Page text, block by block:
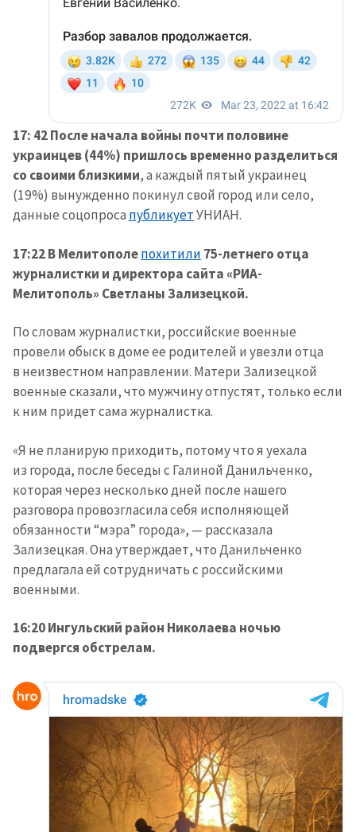
17: 42 После начала войны почти половине
украинцев (44%) пришлось временно разделиться
со своими близкими, а каждый пятый украинец
(19%) вынужденно покинул свой город или село,
данные соцопроса публикуетУНИАН.
17:22 В Мелитополепохитили 75-летнего отца
журналистки и директора сайта «РИА-
Мелитополь» Светланы Зализецкой.
По словам журналистки, российские военные
провели обыск в доме ее родителей и увезли отца
в неизвестном направлении. Матери Зализецкой
военные сказали, что мужчину отпустят, только если
к ним придет сама журналистка.
«Я не планирую приходить, потому что я уехала
из города, после беседы с Галиной Данильченко,
которая через несколько дней после нашего
разговора провозгласила себя исполняющей
обязанности “мэра” города», — рассказала
Зализецкая. Она утверждает, что Данильченко
предлагала ей сотрудничать с российскими
военными.
16:20 Ингульский район Николаева ночью
подвергся обстрелам.